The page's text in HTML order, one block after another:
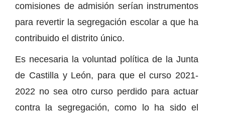
comisiones de admisión serían instrumentos
para revertir la segregación escolar a que ha
contribuido el distrito único.
Es necesaria la voluntad política de la Junta
de Castilla y León, para que el curso 2021-
2022 no sea otro curso perdido para actuar
contra la segregación, como lo ha sido el